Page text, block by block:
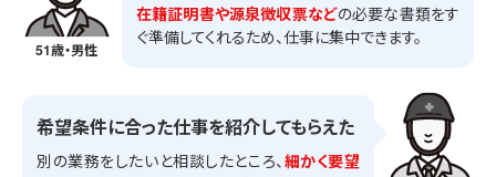
51歳・男性
在籍証明書や源泉徴収票などの必要な書類をす
ぐ準備してくれるため、仕事に集中できます。
希望条件に合った仕事を紹介してもらえた
別の業務をしたいと相談したところ、 細かく要望